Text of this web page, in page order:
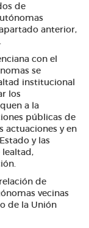
de
anterior,
con el
se
institucional
los
a la
públicas de
actuaciones y en
y las
de
vecinas
de la Unión